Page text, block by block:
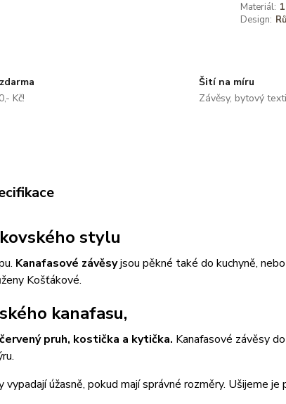
Materiál:
Design:
Kč!
Šití na míru
Závěsy, bytový
stylu
Kanafasové závěsyjsou pěkné také do kuchyně,
Košťákové.
kanafasu,
červený pruh, kostička a kytička. Kanafasové závěsy
vypadají úžasně, pokud mají správné rozměry. Ušijeme je